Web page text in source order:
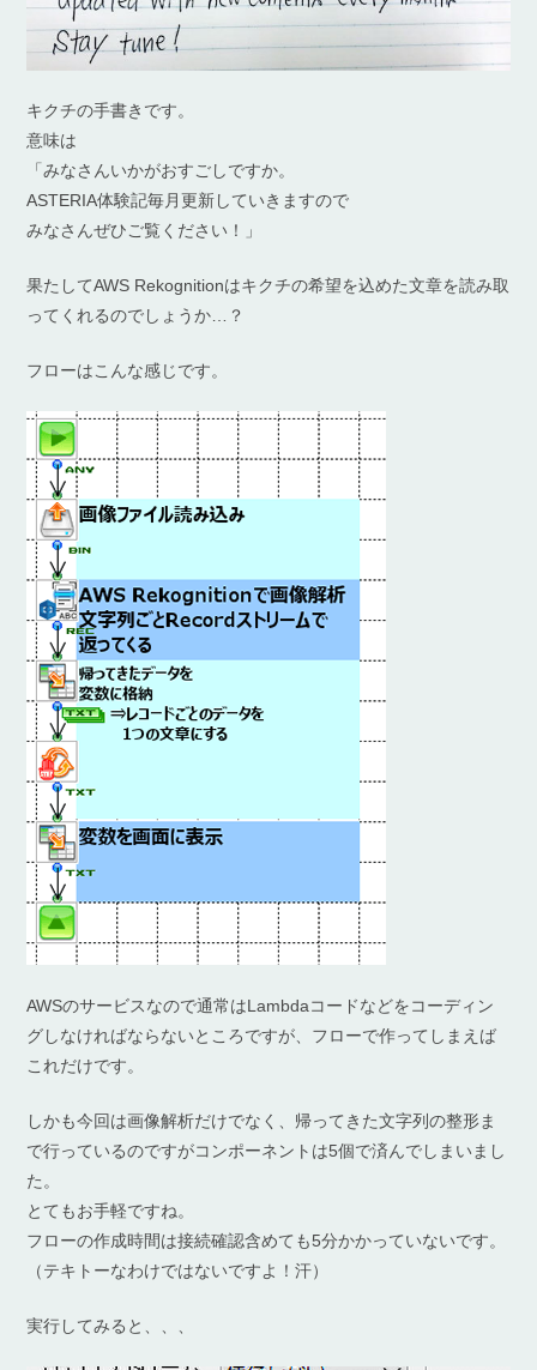
キクチの手書きです。
意味は
「みなさんいかがおすごしですか。
ASTERIA体験記毎月更新していきますので
みなさんぜひご覧ください！」
果たしてAWS Rekognitionはキクチの希望を込めた文章を読み取
ってくれるのでしょうか…？
フローはこんな感じです。
AWSのサービスなので通常はLambdaコードなどをコーディン
グしなければならないところですが、フローで作ってしまえば
これだけです。
しかも今回は画像解析だけでなく、帰ってきた文字列の整形ま
で行っているのですがコンポーネントは5個で済んでしまいまし
た。
とてもお手軽ですね。
フローの作成時間は接続確認含めても5分かかっていないです。
（テキトーなわけではないですよ！汗）
実行してみると、、、